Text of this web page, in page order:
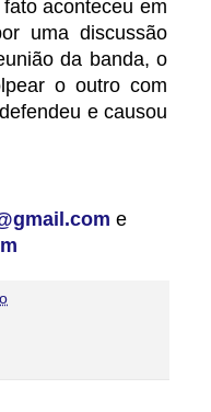
aconteceu em
uma discussão
da banda, o
o outro com
e causou
e